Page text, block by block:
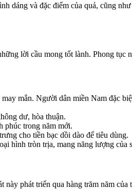
dáng và đặc điểm của quả, cũng
lời cầu mong tốt lành. Phong tục
mắn. Người dân miền Nam đặc
dư, hòa thuận.
phúc trong năm mới.
cho tiền bạc dồi dào để tiêu dùng.
hình tròn trịa, mang năng lượng của
phát triển qua hàng trăm năm của